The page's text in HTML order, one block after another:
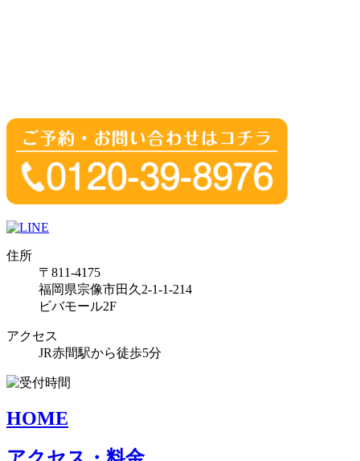
住所
〒811-4175
福岡県宗像市田久2-1-1-214
ビバモール2F
アクセス
JR赤間駅から徒歩5分
HOME